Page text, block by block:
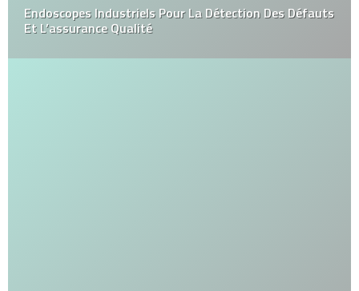
Endoscopes Industriels Pour La Détection Des Défauts
Et L’assurance Qualité